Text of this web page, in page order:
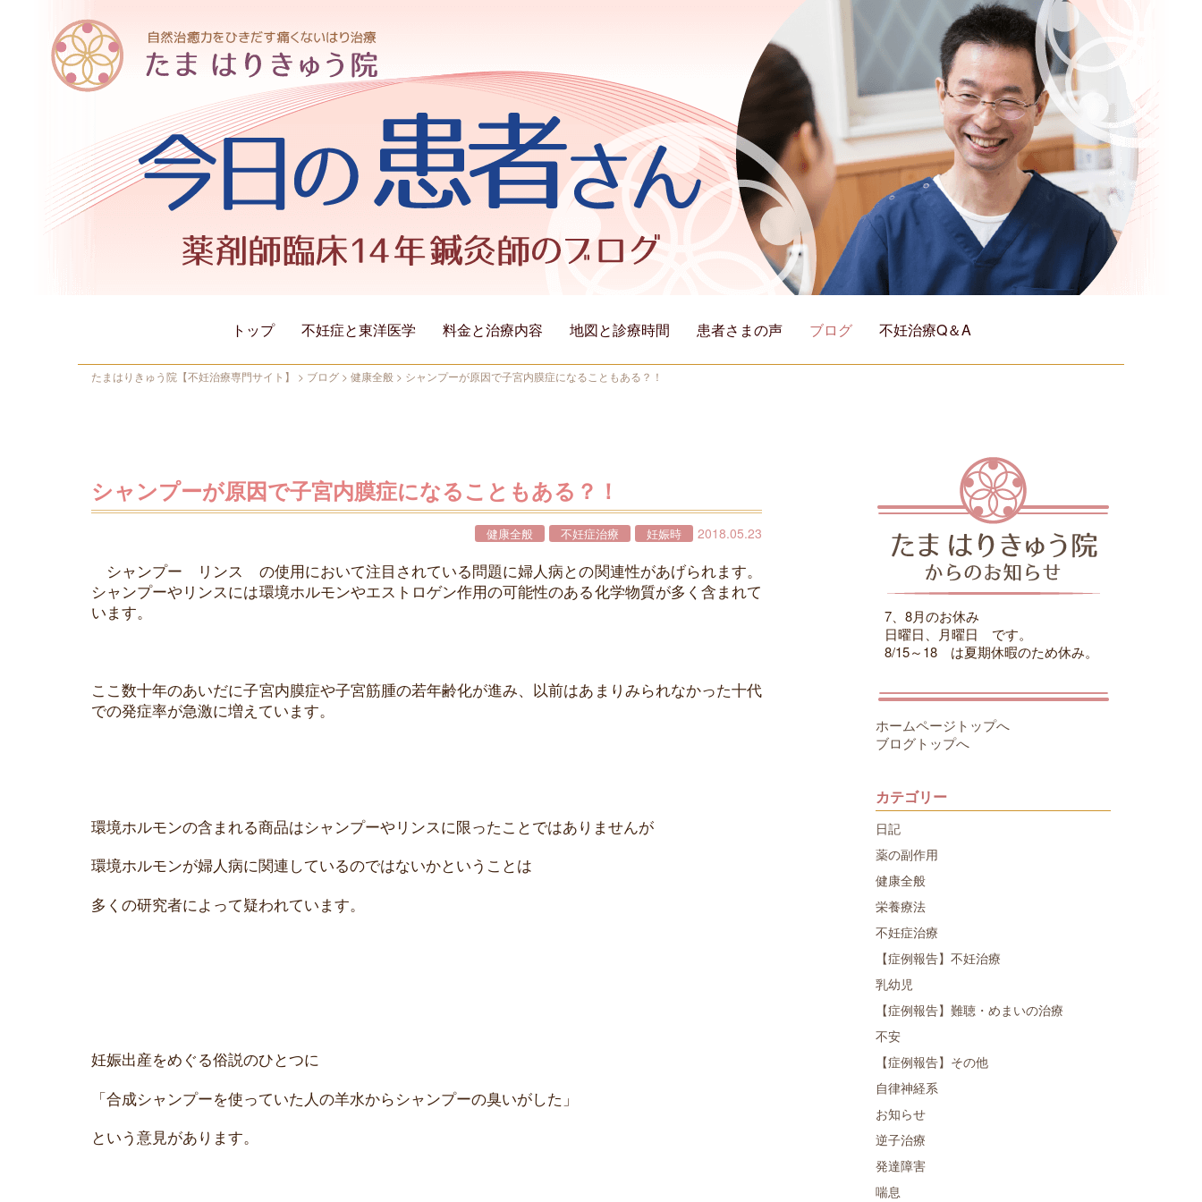
トップ 不妊症と東洋医学 料金と治療内容 地図と診療時間 患者さまの声 ブログ 不妊治療Q＆A
たまはりきゅう院【不妊治療専門サイト】 > ブログ > 健康全般 > シャンプーが原因で子宮内膜症になることもある？！
シャンプーが原因で子宮内膜症になることもある？！
健康全般 不妊症治療 妊娠時 2018.05.23
シャンプー リンス の使用において注目されている問題に婦人病との関連性があげられます。
シャンプーやリンスには環境ホルモンやエストロゲン作用の可能性のある化学物質が多く含まれて
います。
ここ数十年のあいだに子宮内膜症や子宮筋腫の若年齢化が進み、以前はあまりみられなかった十代
での発症率が急激に増えています。
環境ホルモンの含まれる商品はシャンプーやリンスに限ったことではありませんが
環境ホルモンが婦人病に関連しているのではないかということは
多くの研究者によって疑われています。
妊娠出産をめぐる俗説のひとつに
「合成シャンプーを使っていた人の羊水からシャンプーの臭いがした」
という意見があります。
7、8月のお休み
日曜日、月曜日 です。
8/15～18 は夏期休暇のため休み。
ホームページトップへ
ブログトップへ
カテゴリー
日記
薬の副作用
健康全般
栄養療法
不妊症治療
【症例報告】不妊治療
乳幼児
【症例報告】難聴・めまいの治療
不安
【症例報告】その他
自律神経系
お知らせ
逆子治療
発達障害
喘息